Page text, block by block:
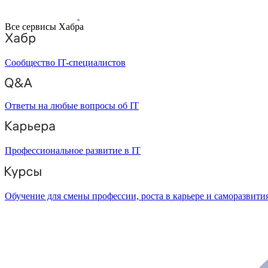
Все сервисы Хабра
Сообщество IT-специалистов
Ответы на любые вопросы об IT
Профессиональное развитие в IT
Обучение для смены профессии, роста в карьере и